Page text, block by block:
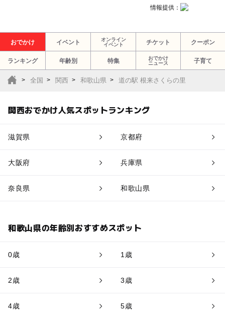
情報提供：
おでかけ イベント
オンライン
イベント
チケット クーポン
ランキング 年齢別 特集
おでかけ
ニュース
子育て
全国 関西 和歌山県 道の駅 根来さくらの里
関西おでかけ人気スポットランキング
滋賀県 京都府
大阪府 兵庫県
奈良県 和歌山県
和歌山県の年齢別おすすめスポット
0歳 1歳
2歳 3歳
4歳 5歳